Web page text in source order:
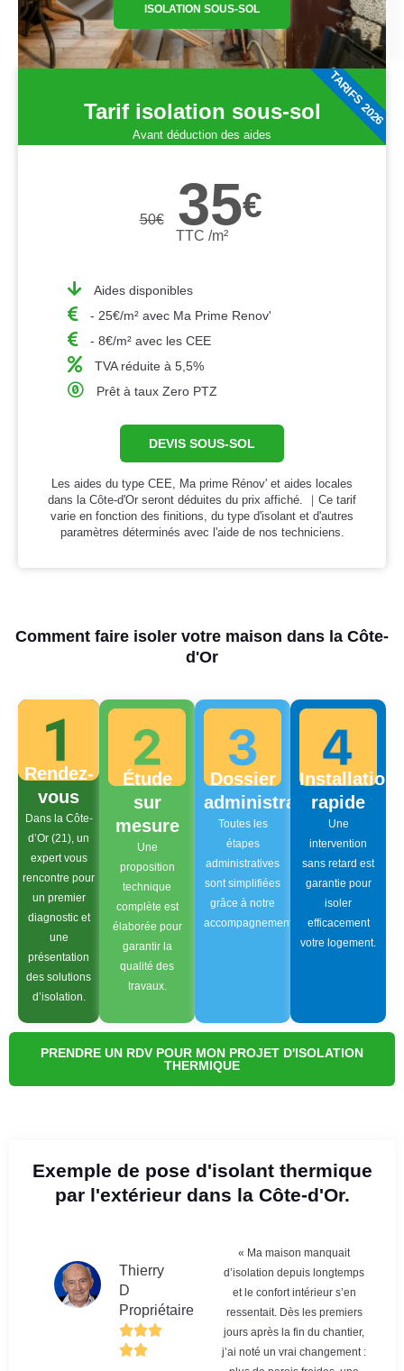
ISOLATION SOUS-SOL
Tarif isolation sous-sol
Avant déduction des aides
50€ 35€
TTC /m²
Aides disponibles
- 25€/m² avec Ma Prime Renov'
- 8€/m² avec les CEE
TVA réduite à 5,5%
Prêt à taux Zero PTZ
DEVIS SOUS-SOL
Les aides du type CEE, Ma prime Rénov' et aides locales
dans la Côte-d'Or seront déduites du prix affiché. ｜Ce tarif
varie en fonction des finitions, du type d'isolant et d'autres
paramètres déterminés avec l'aide de nos techniciens.
TARIFS 2026
Comment faire isoler votre maison dans la Côte-
d'Or
Rendez-
vous
Dans la Côte-
d’Or (21), un
expert vous
rencontre pour
un premier
diagnostic et
une
présentation
des solutions
d’isolation.
Étude
sur
mesure
Une
proposition
technique
complète est
élaborée pour
garantir la
qualité des
travaux.
Dossier
administratif
Toutes les
étapes
administratives
sont simplifiées
grâce à notre
accompagnement.
Installation
rapide
Une
intervention
sans retard est
garantie pour
isoler
efficacement
votre logement.
PRENDRE UN RDV POUR MON PROJET D'ISOLATION
THERMIQUE
Exemple de pose d'isolant thermique
par l'extérieur dans la Côte-d'Or.
Thierry
D
Propriétaire
« Ma maison manquait
d’isolation depuis longtemps
et le confort intérieur s’en
ressentait. Dès les premiers
jours après la fin du chantier,
j’ai noté un vrai changement :